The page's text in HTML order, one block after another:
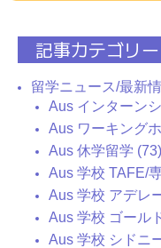
記事カテゴリー
留学ニュース/最新
Aus インターン
Aus ワーキング
Aus 休学留学 (73)
Aus 学校 TAFE/
Aus 学校 アデレ
Aus 学校 ゴール
Aus 学校 シドニ